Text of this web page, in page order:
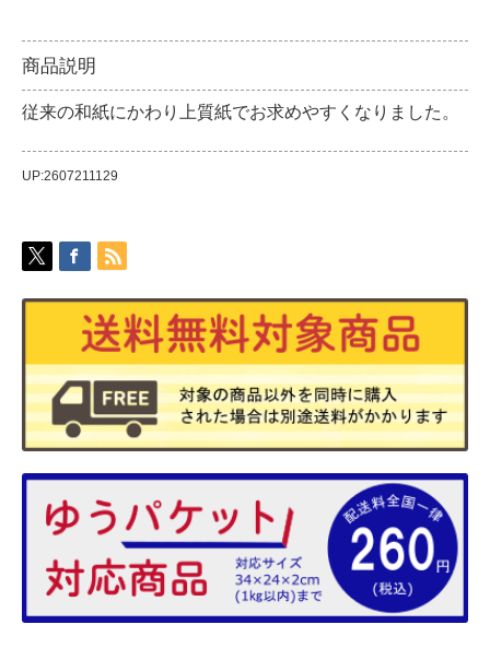
商品説明
従来の和紙にかわり上質紙でお求めやすくなりました。
UP:2607211129